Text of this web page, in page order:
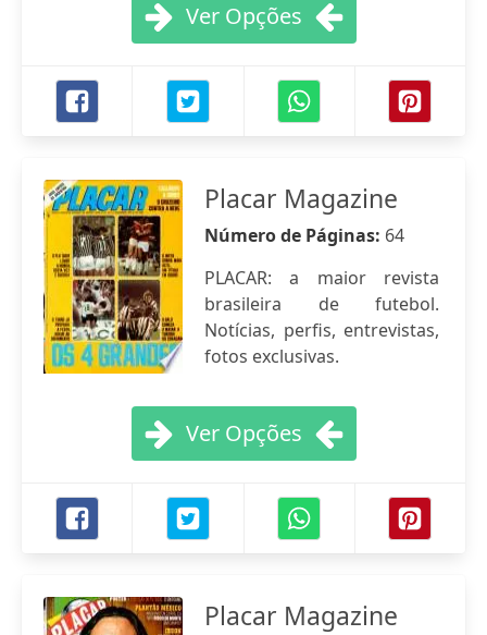
Ver Opções
Placar Magazine
Número de Páginas: 64
PLACAR: a maior revista
brasileira de futebol.
Notícias, perfis, entrevistas,
fotos exclusivas.
Ver Opções
Placar Magazine